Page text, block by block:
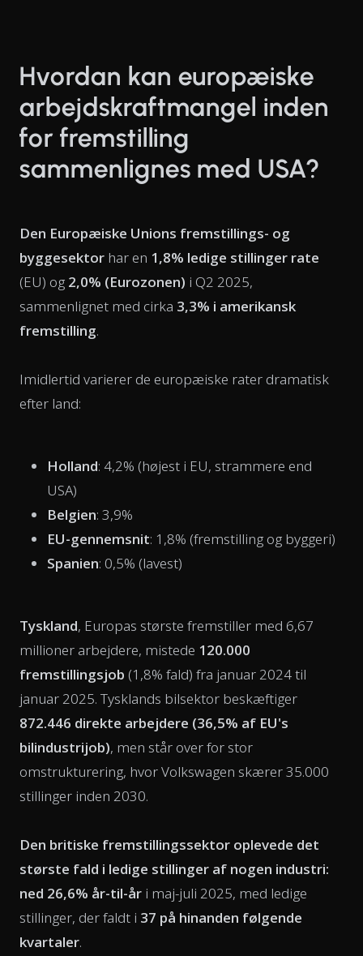
Hvordan kan europæiske
arbejdskraftmangel inden
for fremstilling
sammenlignes med USA?
Den Europæiske Unions fremstillings- og
byggesektor har en 1,8% ledige stillinger rate
(EU) og 2,0% (Eurozonen) i Q2 2025,
sammenlignet med cirka 3,3% i amerikansk
fremstilling.
Imidlertid varierer de europæiske rater dramatisk
efter land:
Holland: 4,2% (højest i EU, strammere end
USA)
Belgien: 3,9%
EU-gennemsnit: 1,8% (fremstilling og byggeri)
Spanien: 0,5% (lavest)
Tyskland, Europas største fremstiller med 6,67
millioner arbejdere, mistede 120.000
fremstillingsjob (1,8% fald) fra januar 2024 til
januar 2025. Tysklands bilsektor beskæftiger
872.446 direkte arbejdere (36,5% af EU's
bilindustrijob), men står over for stor
omstrukturering, hvor Volkswagen skærer 35.000
stillinger inden 2030.
Den britiske fremstillingssektor oplevede det
største fald i ledige stillinger af nogen industri:
ned 26,6% år-til-år i maj-juli 2025, med ledige
stillinger, der faldt i 37 på hinanden følgende
kvartaler.